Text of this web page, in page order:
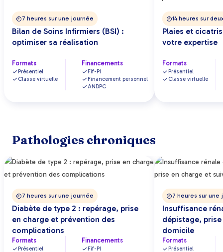
7 heures sur une journée
Bilan de Soins Infirmiers (BSI) :
optimiser sa réalisation
Formats
Présentiel
Classe virtuelle
Financements
Fif-Pl
Financement personnel
ANDPC
14 heures sur
Plaies et
votre expertise
Formats
Présentiel
Classe virtuelle
Pathologies chroniques
7 heures sur une journée
Diabète de type 2 : repérage, prise
en charge et prévention des
complications
Formats
Présentiel
Financements
Fif-Pl
7 heures sur une
Insuffisance
dépistage,
domicile
Formats
Présentiel